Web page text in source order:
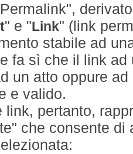
" e " Link" (link
stabile ad
fa sì che il link
un atto oppure
e valido.
link, pertanto,
che consente